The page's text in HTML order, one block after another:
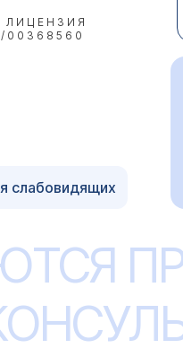
00368560
слабовидящих